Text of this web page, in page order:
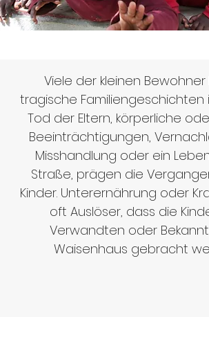
Viele der kleinen
tragische Familiengeschichten
Tod der Eltern, körperliche
Beeinträchtigungen,
Misshandlung oder ein
Straße, prägen die
Kinder. Unterernährung oder
oft Auslöser, dass die
Verwandten oder
Waisenhaus gebracht